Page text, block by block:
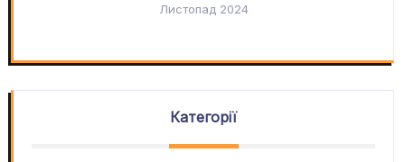
Листопад 2024
Категорії